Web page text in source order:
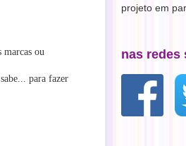
marcas ou
para fazer
projeto em
nas redes